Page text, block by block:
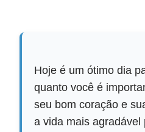
Hoje é um ótimo dia
quanto você é
seu bom coração e
a vida mais agradável